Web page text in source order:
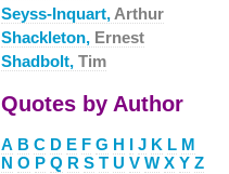
Seyss-Inquart, Arthur
Shackleton, Ernest
Shadbolt, Tim
Quotes by Author
A B C D E F G H I J K L M
N O P Q R S T U V W X Y Z